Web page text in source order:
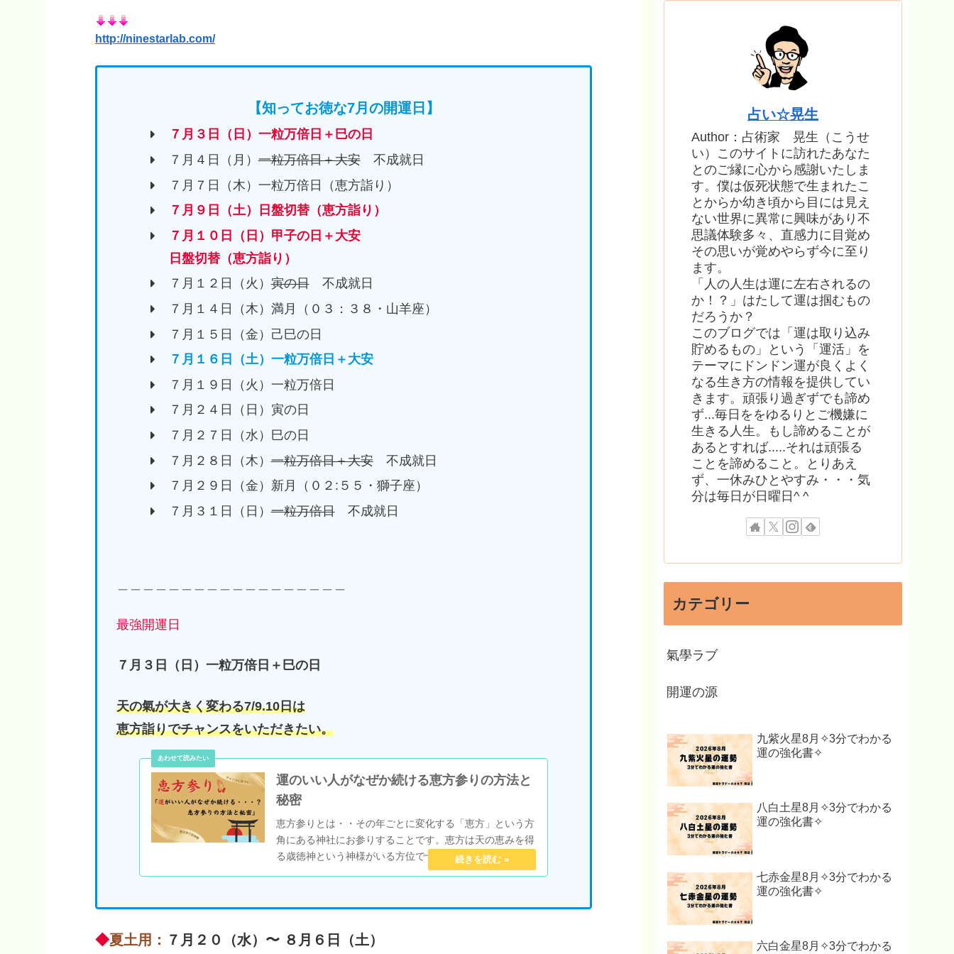
http://ninestarlab.com/
【知ってお徳な7月の開運日】
７月３日（日）一粒万倍日＋巳の日
７月４日（月）一粒万倍日＋大安不成就日
７月７日（木）一粒万倍日（恵方詣り）
７月９日（土）日盤切替（恵方詣り）
７月１０日（日）甲子の日＋大安
日盤切替（恵方詣り）
７月１２日（火）寅の日不成就日
７月１４日（木）満月（０３：３８・山羊座）
７月１５日（金）己巳の日
７月１６日（土）一粒万倍日＋大安
７月１９日（火）一粒万倍日
７月２４日（日）寅の日
７月２７日（水）巳の日
７月２８日（木）一粒万倍日＋大安不成就日
７月２９日（金）新月（０２:５５・獅子座）
７月３１日（日）一粒万倍日不成就日
最強開運日
７月３日（日）一粒万倍日＋巳の日
天の氣が大きく変わる7/9.10日は
恵方詣りでチャンスをいただきたい。
運のいい人がなぜか続ける恵方参りの方法と
秘密
恵方参りとは・・その年ごとに変化する「恵方」という方
角にある神社にお参りすることです。恵方は天の恵みを得
る歳徳神という神様がいる方位で十干から割り出されてい
◆夏土用： ７月２０（水）〜 ８月６日（土）
占い☆晃生
Author：占術家 晃生（こうせ
い）このサイトに訪れたあなた
とのご縁に心から感謝いたしま
す。僕は仮死状態で生まれたこ
とからか幼き頃から目には見え
ない世界に異常に興味があり不
思議体験多々、直感力に目覚め
その思いが覚めやらず今に至り
ます。
「人の人生は運に左右されるの
か！？」はたして運は掴むもの
だろうか？
このブログでは「運は取り込み
貯めるもの」という「運活」を
テーマにドンドン運が良くよく
なる生き方の情報を提供してい
きます。頑張り過ぎずでも諦め
ず...毎日ををゆるりとご機嫌に
生きる人生。もし諦めることが
あるとすれば.....それは頑張る
ことを諦めること。とりあえ
ず、一休みひとやすみ・・・気
分は毎日が日曜日^ ^
カテゴリー
氣學ラブ
開運の源
九紫火星8月✧3分でわかる
運の強化書✧
八白土星8月✧3分でわかる
運の強化書✧
七赤金星8月✧3分でわかる
運の強化書✧
六白金星8月✧3分でわかる